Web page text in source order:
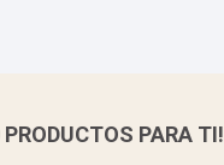
PARA TI!